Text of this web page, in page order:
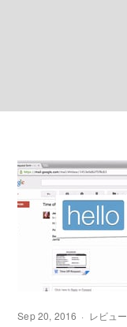
Sep 20, 2016 レビュー